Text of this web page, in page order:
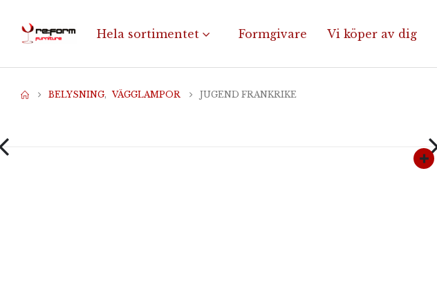
Hela sortimentet Formgivare Vi köper av dig
BELYSNING, VÄGGLAMPOR JUGEND FRANKRIKE